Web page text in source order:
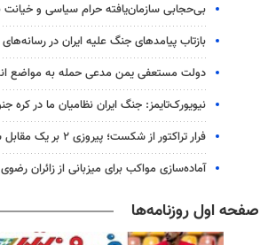
بی‌حجابی سازمان‌یافته حرام سیاسی و
بازتاب پیامدهای جنگ علیه ایران در
دولت مستعفی یمن مدعی حمله به مواضع
نیویورک‌تایمز: جنگ ایران نظامیان ما در کره
فرار تراکتور از شکست؛ پیروزی ۲ بر یک مقابل شمس‌آذر
آماده‌سازی مواکب برای میزبانی از زائران رضوی
صفحه اول روزنامه‌ها